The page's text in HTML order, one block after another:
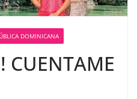
DOMINICANA
CUENTAME